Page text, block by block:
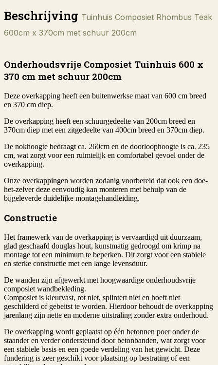
Beschrijving Tuinhuis Composiet Rhombus Teak
600cm x 370cm met schuur 200cm
Onderhoudsvrije Composiet Tuinhuis 600 x
370 cm met schuur 200cm
Deze overkapping heeft een buitenwerkse maat van 600 cm breed
en 370 cm diep.
De overkapping heeft een schuurgedeelte van 200cm breed en
370cm diep met een zitgedeelte van 400cm breed en 370cm diep.
De nokhoogte bedraagt ca. 260cm en de doorloophoogte is ca. 235
cm, wat zorgt voor een ruimtelijk en comfortabel gevoel onder de
overkapping.
Onze overkappingen worden zodanig voorbereid dat ook een doe-
het-zelver deze eenvoudig kan monteren met behulp van de
bijgeleverde duidelijke montagehandleiding.
Constructie
Het framewerk van de overkapping is vervaardigd uit duurzaam,
glad geschaafd douglas hout, kunstmatig gedroogd om krimp na
montage tot een minimum te beperken. Dit zorgt voor een stabiele
en sterke constructie met een lange levensduur.
De wanden zijn afgewerkt met hoogwaardige onderhoudsvrije
composiet wandbekleding.
Composiet is kleurvast, rot niet, splintert niet en hoeft niet
geschilderd of gebeitst te worden. Hierdoor behoudt de overkapping
jarenlang zijn nette en moderne uitstraling zonder extra onderhoud.
De overkapping wordt geplaatst op één betonnen poer onder de
staander en verder ondersteund door betonbanden, wat zorgt voor
een stabiele basis en een goede verdeling van het gewicht. Deze
fundering is zeer geschikt voor plaatsing op bestrating of een